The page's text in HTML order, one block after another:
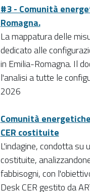
#3 - Comunità
Romagna.
La mappatura delle
dedicato alle
in Emilia-Romagna. Il
l'analisi a tutte le
2026
Comunità
CER costituite
L'indagine, condotta su
costituite,
fabbisogni, con
Desk CER gestito da